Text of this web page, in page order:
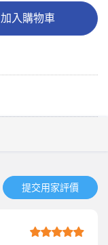
加入購物車
提交用家評價​